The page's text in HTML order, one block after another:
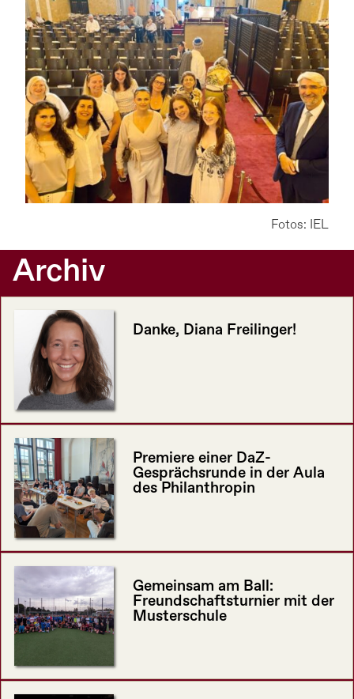
Fotos: IEL
Archiv
Danke, Diana Freilinger!
Premiere einer DaZ-
Gesprächsrunde in der Aula
des Philanthropin
Gemeinsam am Ball:
Freundschaftsturnier mit der
Musterschule